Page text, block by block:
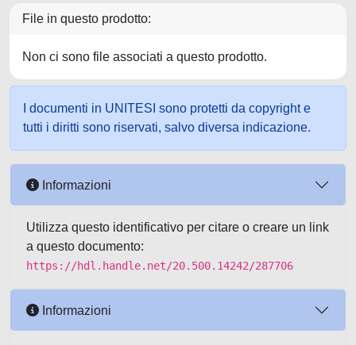
File in questo prodotto:
Non ci sono file associati a questo prodotto.
I documenti in UNITESI sono protetti da copyright e
tutti i diritti sono riservati, salvo diversa indicazione.
Informazioni
Utilizza questo identificativo per citare o creare un link
a questo documento:
https://hdl.handle.net/20.500.14242/287706
Informazioni